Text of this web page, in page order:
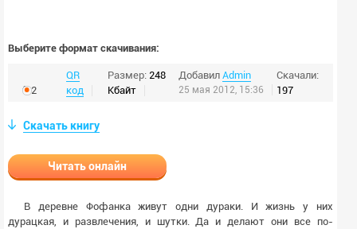
Выберите формат скачивания:
fb2
QR
код
Размер: 248
Кбайт
Добавил Admin
25 мая 2012, 15:36
Скачали:
197
Скачать книгу
Читать онлайн
В деревне Фофанка живут одни дураки. И жизнь у них
дурацкая, и развлечения, и шутки. Да и делают они все по-